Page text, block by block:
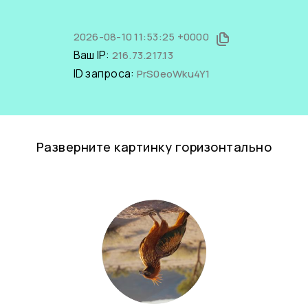
2026-08-10 11:53:25 +0000
Ваш IP: 216.73.217.13
ID запроса: PrS0eoWku4Y1
Разверните картинку горизонтально